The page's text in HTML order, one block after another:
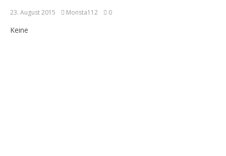
23. August 2015 Monsta112 0
Keine